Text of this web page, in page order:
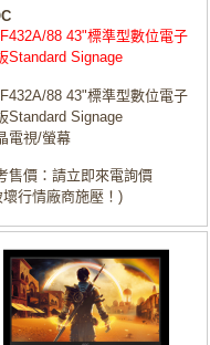
88 43"標準型數位電子
Standard Signage
88 43"標準型數位電子
Standard Signage
電視/螢幕
售價：請立即來電詢價
壞行情廠商施壓！)